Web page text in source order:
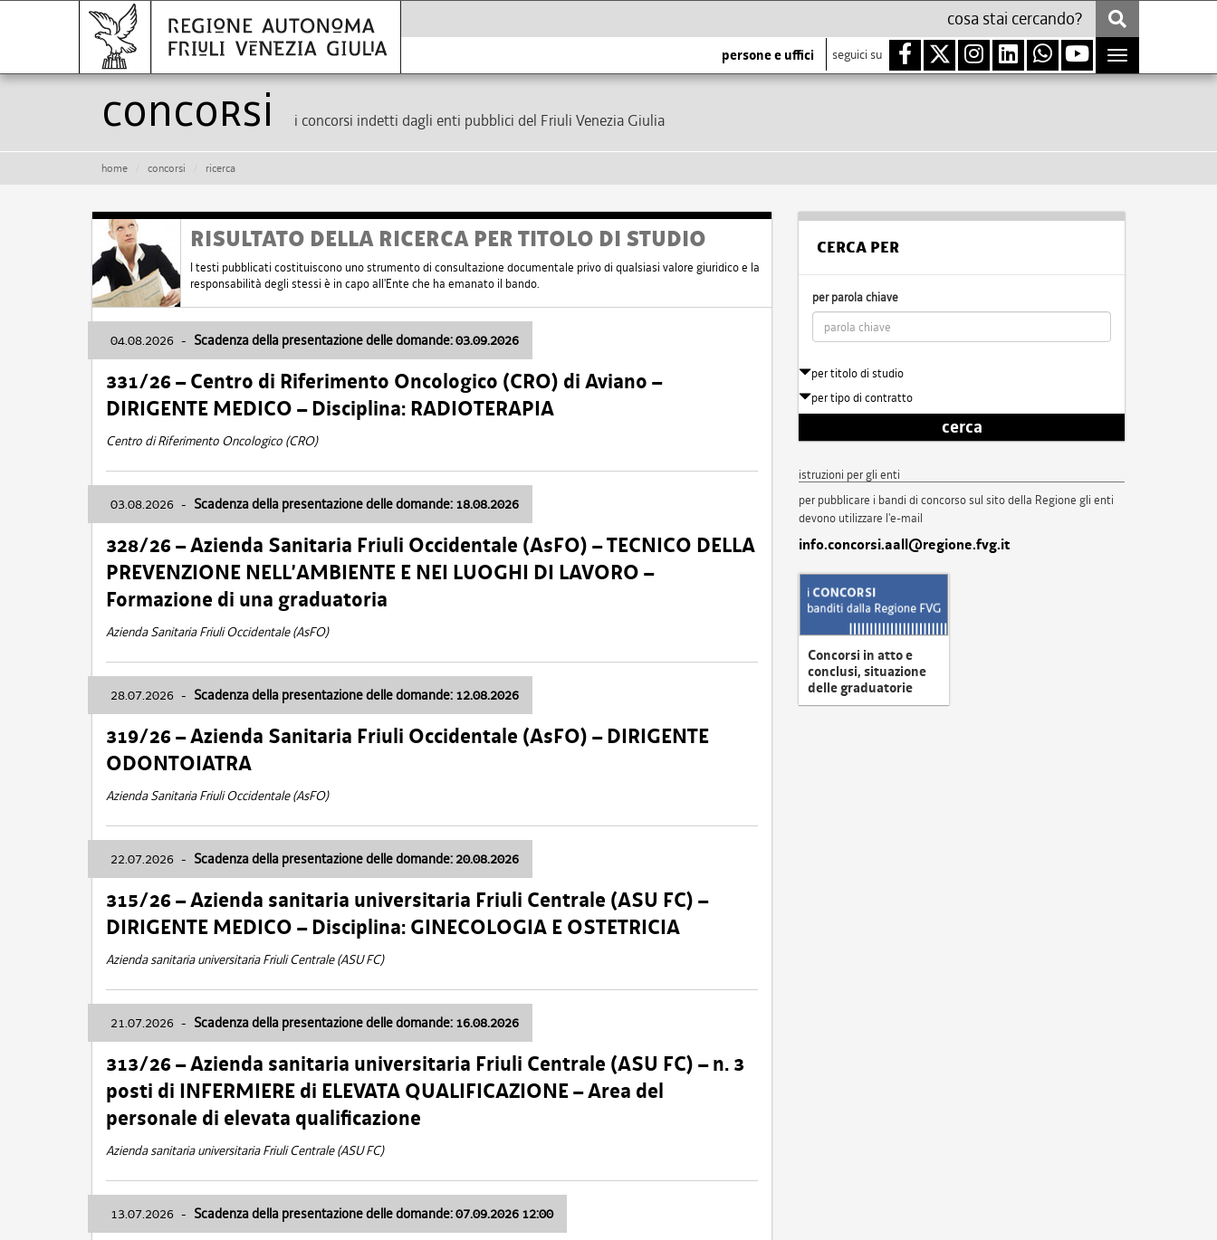
persone e uffici seguici su
Toggle
navigation
Concorsi i concorsi indetti dagli enti pubblici del Friuli Venezia Giulia
home concorsi ricerca
RISULTATO DELLA RICERCA PER TITOLO DI STUDIO
I testi pubblicati costituiscono uno strumento di consultazione documentale privo di qualsiasi valore giuridico e la
responsabilità degli stessi è in capo all'Ente che ha emanato il bando.
04.08.2026 - Scadenza della presentazione delle domande: 03.09.2026
331/26 – Centro di Riferimento Oncologico (CRO) di Aviano –
DIRIGENTE MEDICO – Disciplina: RADIOTERAPIA
Centro di Riferimento Oncologico (CRO)
03.08.2026 - Scadenza della presentazione delle domande: 18.08.2026
328/26 – Azienda Sanitaria Friuli Occidentale (AsFO) – TECNICO DELLA
PREVENZIONE NELL’AMBIENTE E NEI LUOGHI DI LAVORO –
Formazione di una graduatoria
Azienda Sanitaria Friuli Occidentale (AsFO)
28.07.2026 - Scadenza della presentazione delle domande: 12.08.2026
319/26 – Azienda Sanitaria Friuli Occidentale (AsFO) – DIRIGENTE
ODONTOIATRA
Azienda Sanitaria Friuli Occidentale (AsFO)
22.07.2026 - Scadenza della presentazione delle domande: 20.08.2026
315/26 – Azienda sanitaria universitaria Friuli Centrale (ASU FC) –
DIRIGENTE MEDICO – Disciplina: GINECOLOGIA E OSTETRICIA
Azienda sanitaria universitaria Friuli Centrale (ASU FC)
21.07.2026 - Scadenza della presentazione delle domande: 16.08.2026
313/26 – Azienda sanitaria universitaria Friuli Centrale (ASU FC) – n. 3
posti di INFERMIERE di ELEVATA QUALIFICAZIONE – Area del
personale di elevata qualificazione
Azienda sanitaria universitaria Friuli Centrale (ASU FC)
13.07.2026 - Scadenza della presentazione delle domande: 07.09.2026 12:00
CERCA PER
per parola chiave
per titolo di studio
per tipo di contratto
cerca
istruzioni per gli enti
per pubblicare i bandi di concorso sul sito della Regione gli enti
devono utilizzare l'e-mail
info.concorsi.aall@regione.fvg.it
Concorsi in atto e
conclusi, situazione
delle graduatorie